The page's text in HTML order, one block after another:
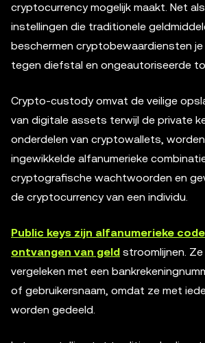
cryptocurrency mogelijk maakt. Net
instellingen die traditionele
beschermen cryptobewaardiensten
tegen diefstal en ongeautoriseerde
Crypto-custody omvat de veilige
van digitale assets terwijl de private
onderdelen van cryptowallets,
ingewikkelde alfanumerieke
cryptografische wachtwoorden en
de cryptocurrency van een individu.
Public keys zijn alfanumerieke
ontvangen van geld stroomlijnen.
vergeleken met een
of gebruikersnaam, omdat ze met
worden gedeeld.